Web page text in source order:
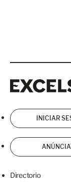
INICIAR
Directorio